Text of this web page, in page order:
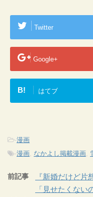
Twitter
Google+
B! はてブ
-漫画
-漫画, なかよし掲載漫画,
前記事
『新婚だけど
「見せたくない